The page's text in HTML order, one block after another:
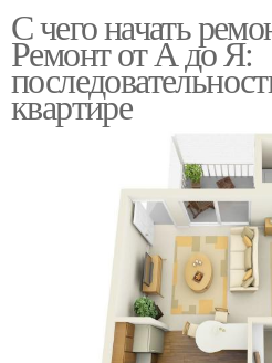
С чего начать
Ремонт от А до Я:
квартире